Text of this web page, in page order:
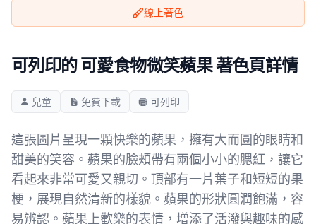
線上著色
可列印的 可愛食物微笑蘋果 著色頁詳情
兒童 免費下載 可列印
這張圖片呈現一顆快樂的蘋果，擁有大而圓的眼睛和
甜美的笑容。蘋果的臉頰帶有兩個小小的腮紅，讓它
看起來非常可愛又親切。頂部有一片葉子和短短的果
梗，展現自然清新的樣貌。蘋果的形狀圓潤飽滿，容
易辨認。蘋果上歡樂的表情，增添了活潑與趣味的感